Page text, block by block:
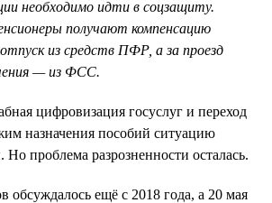
необходимо идти в соцзащиту.
получают компенсацию
отпуск из средств ПФР, а за проезд
— из ФСС.
цифровизация госуслуг и переход
назначения пособий ситуацию
проблема разрозненности осталась.
обсуждалось ещё с 2018 года, а 20 мая